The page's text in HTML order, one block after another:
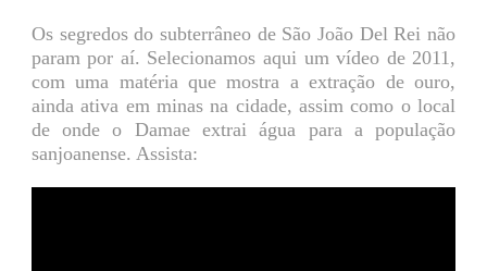
Os segredos do subterrâneo de São João Del Rei não
param por aí. Selecionamos aqui um vídeo de 2011,
com uma matéria que mostra a extração de ouro,
ainda ativa em minas na cidade, assim como o local
de onde o Damae extrai água para a população
sanjoanense. Assista: